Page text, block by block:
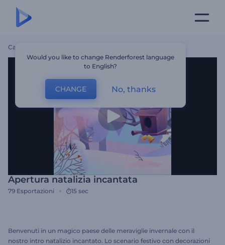
Casa
Apertura natalizia incantata
79 Esportazioni 15 sec
Benvenuti in un magico paese delle meraviglie invernale con il
nostro intro natalizio incantato. Lo scenario festivo con decorazioni
Would you like to change Renderforest language
to English?
CHANGE No, thanks